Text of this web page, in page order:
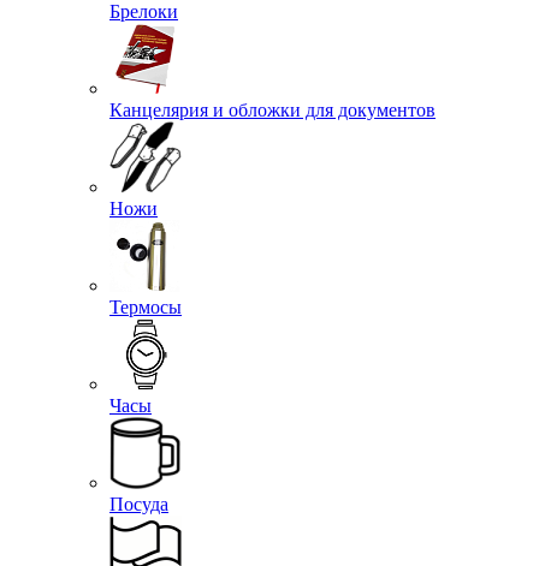
Брелоки
Канцелярия и обложки для документов
Ножи
Термосы
Часы
Посуда